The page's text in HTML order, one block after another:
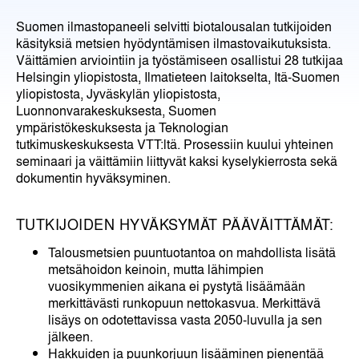
Suomen ilmastopaneeli selvitti biotalousalan tutkijoiden
käsityksiä metsien hyödyntämisen ilmastovaikutuksista.
Väittämien arviointiin ja työstämiseen osallistui 28 tutkijaa
Helsingin yliopistosta, Ilmatieteen laitokselta, Itä-Suomen
yliopistosta, Jyväskylän yliopistosta,
Luonnonvarakeskuksesta, Suomen
ympäristökeskuksesta ja Teknologian
tutkimuskeskuksesta VTT:ltä. Prosessiin kuului yhteinen
seminaari ja väittämiin liittyvät kaksi kyselykierrosta sekä
dokumentin hyväksyminen.
TUTKIJOIDEN HYVÄKSYMÄT PÄÄVÄITTÄMÄT:
Talousmetsien puuntuotantoa on mahdollista lisätä
metsähoidon keinoin, mutta lähimpien
vuosikymmenien aikana ei pystytä lisäämään
merkittävästi runkopuun nettokasvua. Merkittävä
lisäys on odotettavissa vasta 2050-luvulla ja sen
jälkeen.
Hakkuiden ja puunkorjuun lisääminen pienentää